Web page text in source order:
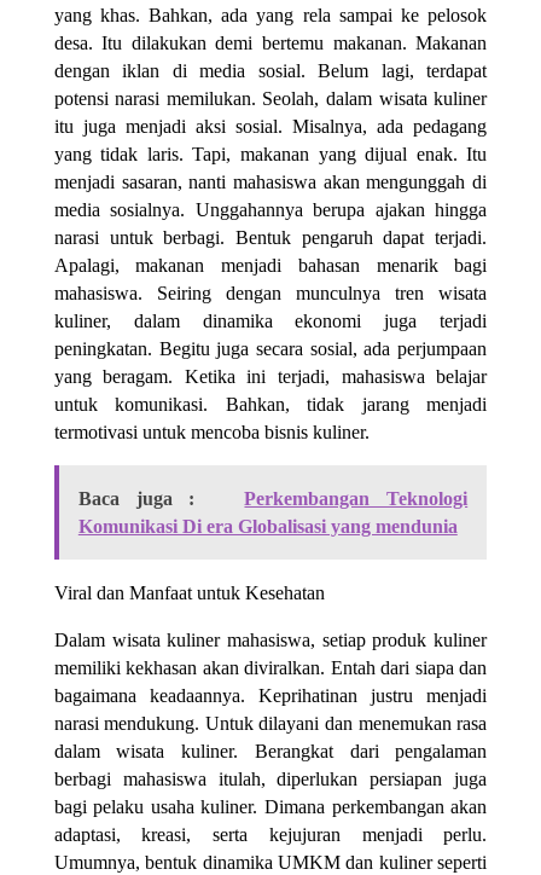
yang khas. Bahkan, ada yang rela sampai ke pelosok
desa. Itu dilakukan demi bertemu makanan. Makanan
dengan iklan di media sosial. Belum lagi, terdapat
potensi narasi memilukan. Seolah, dalam wisata kuliner
itu juga menjadi aksi sosial. Misalnya, ada pedagang
yang tidak laris. Tapi, makanan yang dijual enak. Itu
menjadi sasaran, nanti mahasiswa akan mengunggah di
media sosialnya. Unggahannya berupa ajakan hingga
narasi untuk berbagi. Bentuk pengaruh dapat terjadi.
Apalagi, makanan menjadi bahasan menarik bagi
mahasiswa. Seiring dengan munculnya tren wisata
kuliner, dalam dinamika ekonomi juga terjadi
peningkatan. Begitu juga secara sosial, ada perjumpaan
yang beragam. Ketika ini terjadi, mahasiswa belajar
untuk komunikasi. Bahkan, tidak jarang menjadi
termotivasi untuk mencoba bisnis kuliner.
Baca juga :
Perkembangan Teknologi
Komunikasi Di era Globalisasi yang mendunia
Viral dan Manfaat untuk Kesehatan
Dalam wisata kuliner mahasiswa, setiap produk kuliner
memiliki kekhasan akan diviralkan. Entah dari siapa dan
bagaimana keadaannya. Keprihatinan justru menjadi
narasi mendukung. Untuk dilayani dan menemukan rasa
dalam wisata kuliner. Berangkat dari pengalaman
berbagi mahasiswa itulah, diperlukan persiapan juga
bagi pelaku usaha kuliner. Dimana perkembangan akan
adaptasi, kreasi, serta kejujuran menjadi perlu.
Umumnya, bentuk dinamika UMKM dan kuliner seperti